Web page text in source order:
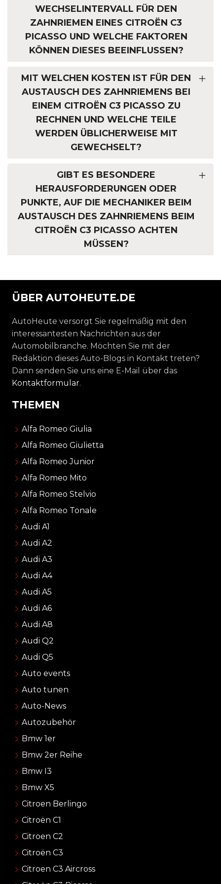
WECHSELINTERVALL FÜR DEN
ZAHNRIEMEN EINES CITROËN C3
PICASSO UND WELCHE FAKTOREN
KÖNNEN DIESES BEEINFLUSSEN?
MIT WELCHEN KOSTEN IST FÜR DEN
AUSTAUSCH DES ZAHNRIEMENS BEI
EINEM CITROËN C3 PICASSO ZU
RECHNEN UND WELCHE TEILE
WERDEN ÜBLICHERWEISE MIT
GEWECHSELT?
GIBT ES BESONDERE
HERAUSFORDERUNGEN ODER
PUNKTE, AUF DIE MECHANIKER BEIM
AUSTAUSCH DES ZAHNRIEMENS BEIM
CITROËN C3 PICASSO ACHTEN
MÜSSEN?
ÜBER AUTOHEUTE.DE
AutoHeute versorgt Sie regelmäßig mit den
interessantesten Nachrichten aus der
Automobilbranche. Möchten Sie mit der
Redaktion dieses Auto-Blogs in Kontakt treten?
Dann senden Sie uns eine E-Mail über das
Kontaktformular.
THEMEN
Alfa Romeo Giulia
Alfa Romeo Giulietta
Alfa Romeo Junior
Alfa Romeo Mito
Alfa Romeo Stelvio
Alfa Romeo Tonale
Audi A1
Audi A2
Audi A3
Audi A4
Audi A5
Audi A6
Audi A8
Audi Q2
Audi Q5
Auto events
Auto tunen
Auto-News
Autozubehör
Bmw 1er
Bmw 2er Reihe
Bmw I3
Bmw X5
Citroen Berlingo
Citroën C1
Citroen C2
Citroën C3
Citroen C3 Aircross